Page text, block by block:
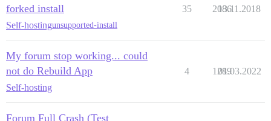
forked install
Self-hostingunsupported-install
35 2086
13.11.2018
My forum stop working... could
not do Rebuild App
Self-hosting
4 1289
01.03.2022
Forum Full Crash (Test